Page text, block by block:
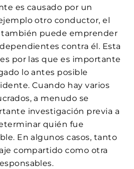
es causado por un
otro conductor, el
también puede emprender
contra él. Esta
por las que es importante
lo antes posible
Cuando hay varios
a menudo se
investigación previa a
quién fue
En algunos casos, tanto
compartido como otra